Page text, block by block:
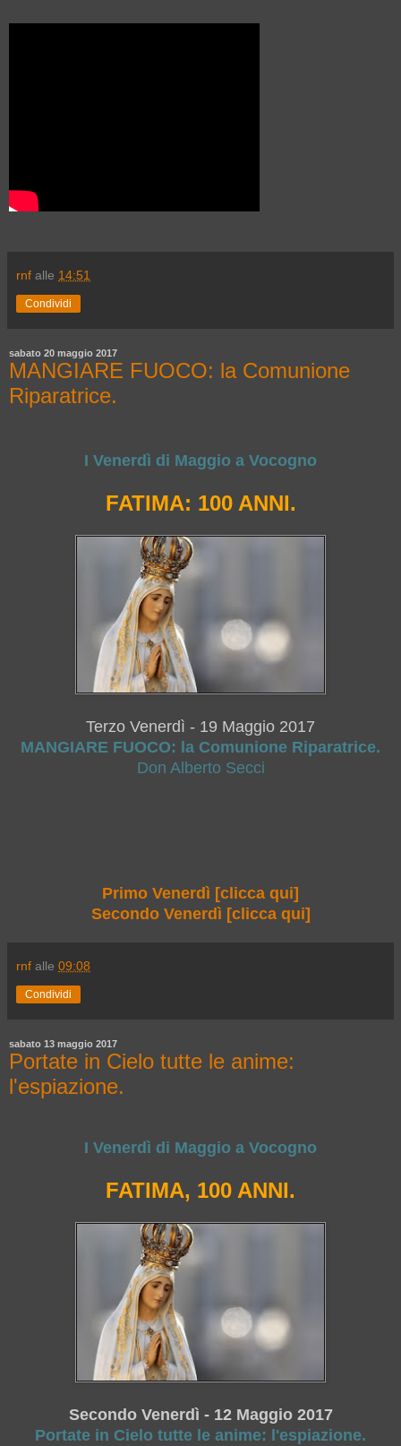
rnf alle 14:51
Condividi
sabato 20 maggio 2017
MANGIARE FUOCO: la Comunione
Riparatrice.
I Venerdì di Maggio a Vocogno
FATIMA: 100 ANNI.
Terzo Venerdì - 19 Maggio 2017
MANGIARE FUOCO: la Comunione Riparatrice.
Don Alberto Secci
Primo Venerdì [clicca qui]
Secondo Venerdì [clicca qui]
rnf alle 09:08
Condividi
sabato 13 maggio 2017
Portate in Cielo tutte le anime:
l'espiazione.
I Venerdì di Maggio a Vocogno
FATIMA, 100 ANNI.
Secondo Venerdì - 12 Maggio 2017
Portate in Cielo tutte le anime: l'espiazione.